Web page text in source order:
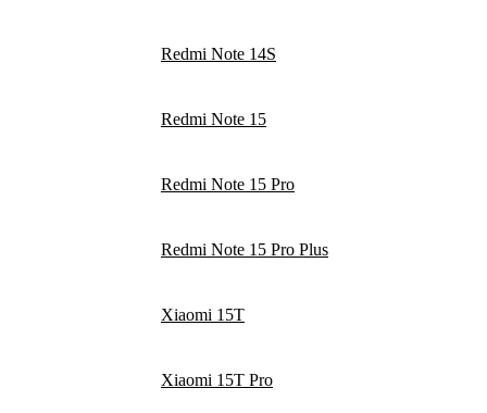
Redmi Note 14S
Redmi Note 15
Redmi Note 15 Pro
Redmi Note 15 Pro Plus
Xiaomi 15T
Xiaomi 15T Pro